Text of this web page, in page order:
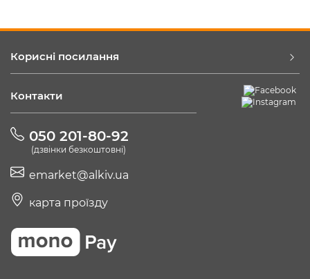
Корисні посилання
Контакти
050 201-80-92
(дзвінки безкоштовні)
emarket@alkiv.ua
карта проїзду